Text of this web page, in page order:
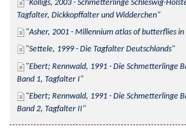
Kolligs, 2003 - Schmetterlinge Schleswig-
Tagfalter, Dickkopffalter und Widderchen
Asher, 2001 - Millennium atlas of butterflies
Settele, 1999 - Die Tagfalter Deutschlands
Ebert; Rennwald, 1991 - Die Schmetterlinge
Band 1, Tagfalter I
Ebert; Rennwald, 1991 - Die Schmetterlinge
Band 2, Tagfalter II